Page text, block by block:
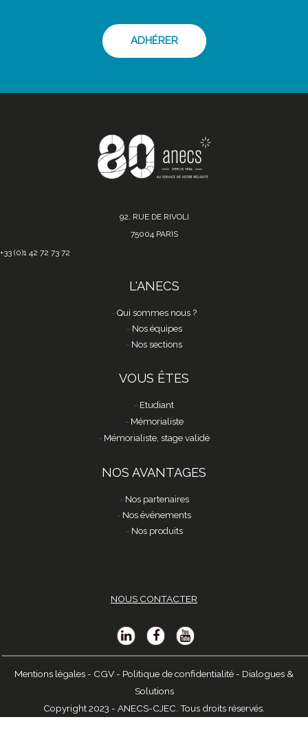
ADHÉRER
92, RUE DE RIVOLI
75004 PARIS
+33 (0)1 42 72 73 72
L'ANECS
Qui sommes nous ?
Nos équipes
Nos sections
VOUS ÊTES
Etudiant
Mémorialiste
Mémorialiste, stage validé
NOS AVANTAGES
Nos partenaires
Nos événements
Nos produits
NOUS CONTACTER
Mentions légales - CGV - Politique de confidentialité - Dialogues &
Solutions
Copyright 2023 - ANECS-CJEC. Tous droits réservés.